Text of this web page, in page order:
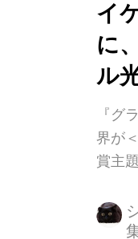
イ
に
ル
『グ
界が
賞主
はー
に圧